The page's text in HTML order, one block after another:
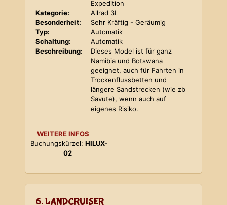
Expedition
Kategorie:
Allrad 3L
Besonderheit:
Sehr Kräftig - Geräumig
Typ:
Automatik
Schaltung:
Automatik
Beschreibung:
Dieses Model ist für ganz
Namibia und Botswana
geeignet, auch für Fahrten in
Trockenflussbetten und
längere Sandstrecken (wie zb
Savute), wenn auch auf
eigenes Risiko.
WEITERE INFOS
Buchungskürzel: HILUX-
02
6. LANDCRUISER